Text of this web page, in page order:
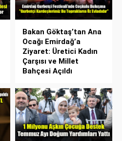
Bakan Göktaş’tan Ana
Ocağı Emirdağ’a
Ziyaret: Üretici Kadın
Çarşısı ve Millet
Bahçesi Açıldı